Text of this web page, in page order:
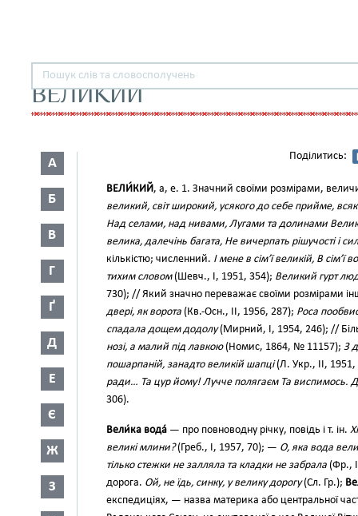
ВЕЛИКИЙ
А
Б
В
Г
Ґ
Д
Е
Є
Ж
З
Поділитись:
ВЕЛИ́КИЙ, а, е. 1. Значний своїми розмірами,
великий, світ широкий, усякого до себе прийме,
Над селами, над нивами, Лугами та долинами
велика, далечінь багата, Не вичерпать рішучості і сил
кількістю; численний. І мене в сім’ї великій, В
тихим словом(Шевч., І, 1951, 354); Великий гурт
730); // Який значно переважає своїми розмірами
двері, як ворота (Кв.-Осн., II, 1956, 287); Роса
спадала дощем додолу(Мирний, І, 1954, 246); //
нозі, а малий під лавкою(Номис, 1864, № 11157); З
пошарпаній, занадто великій шапці(Л. Укр., ІІ,
ради… Та цур йому! Лучче полягаєм Та виспимось.
306).
Вели́ка вода́ — про повноводну річку, повідь і т. ін.
великі млини?(Греб., I, 1957, 70); — О, яка вода
тілько стежки не залляла та кладки не забрала (Фр.,
дорога. Ой, не їдь, синку, у велику дорогу(Сл. Гр.);
експедиціях, — назва материка або центральної